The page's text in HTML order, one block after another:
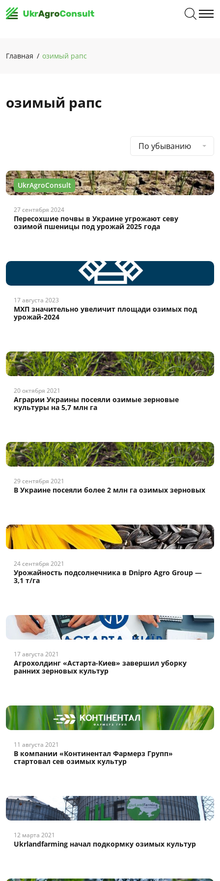
Главная озимый рапс
озимый рапс
По убыванию
UkrAgroConsult
27 сентября 2024
Пересохшие почвы в Украине угрожают севу
озимой пшеницы под урожай 2025 года
17 августа 2023
МХП значительно увеличит площади озимых под
урожай-2024
20 октября 2021
Аграрии Украины посеяли озимые зерновые
культуры на 5,7 млн га
29 сентября 2021
В Украине посеяли более 2 млн га озимых зерновых
24 сентября 2021
Урожайность подсолнечника в Dnipro Agro Group —
3,1 т/га
17 августа 2021
Агрохолдинг «Астарта-Киев» завершил уборку
ранних зерновых культур
11 августа 2021
В компании «Континентал Фармерз Групп»
стартовал сев озимых культур
12 марта 2021
Ukrlandfarming начал подкормку озимых культур